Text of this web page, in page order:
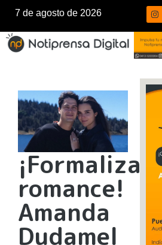
7 de agosto de 2026
¡Formalizan
romance!
Amanda
Dudamel